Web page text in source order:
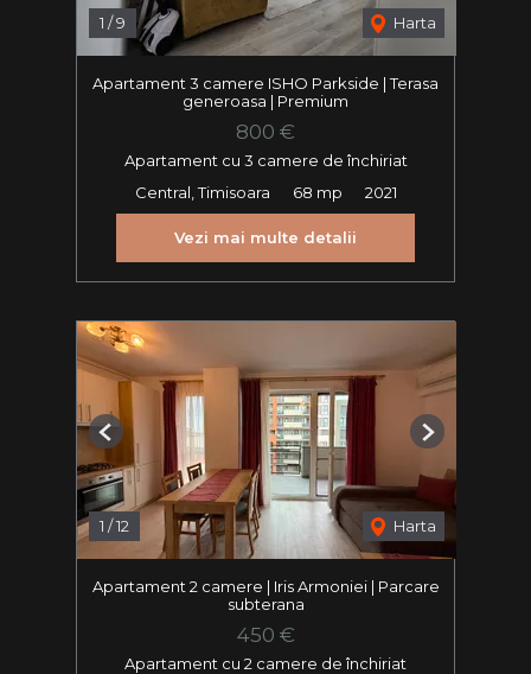
1 /9 Harta
Apartament 3 camere ISHO Parkside | Terasa
generoasa | Premium
800 €
Apartament cu 3 camere de închiriat
Central, Timisoara
68 mp 2021
Vezi mai multe detalii
1 /12 Harta
Previous Next
Apartament 2 camere | Iris Armoniei | Parcare
subterana
450 €
Apartament cu 2 camere de închiriat